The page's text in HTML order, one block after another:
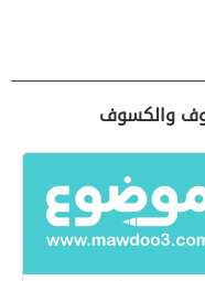
والكسوف